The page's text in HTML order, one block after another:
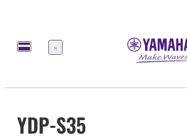
Menu
YDP-S35